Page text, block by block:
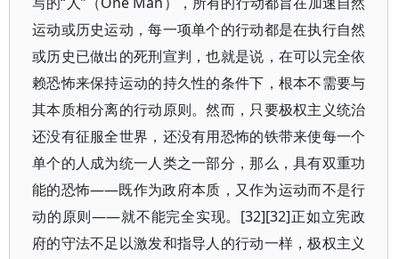
运动或历史运动，每一项单个的行动都是在执行自然
或历史已做出的死刑宣判，也就是说，在可以完全依
赖恐怖来保持运动的持久性的条件下，根本不需要与
其本质相分离的行动原则。然而，只要极权主义统治
还没有征服全世界，还没有用恐怖的铁带来使每一个
单个的人成为统一人类之一部分，那么，具有双重功
能的恐怖——既作为政府本质，又作为运动而不是行
动的原则——就不能完全实现。[32][32]正如立宪政
府的守法不足以激发和指导人的行动一样，极权主义